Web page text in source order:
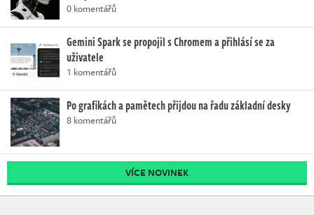
0 komentářů
Gemini Spark se propojil s Chromem a přihlásí se za
uživatele
1 komentářů
Po grafikách a pamětech přijdou na řadu základní desky
8 komentářů
VÍCE NOVINEK